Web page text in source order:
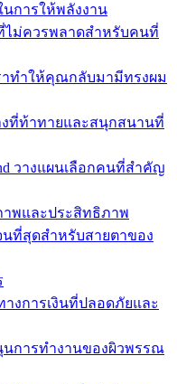
นการให้พลังงาน
ม่ควรพลาดสำหรับคนที่
ราทำให้คุณกลับมามีทรงผม
งที่ท้าทายและสนุกสนานที่
วางแผนเลือกคนที่สำคัญ
พและประสิทธิภาพ
นที่สุดสำหรับสายตาของ
งการเงินที่ปลอดภัยและ
การทำงานของผิวพรรณ